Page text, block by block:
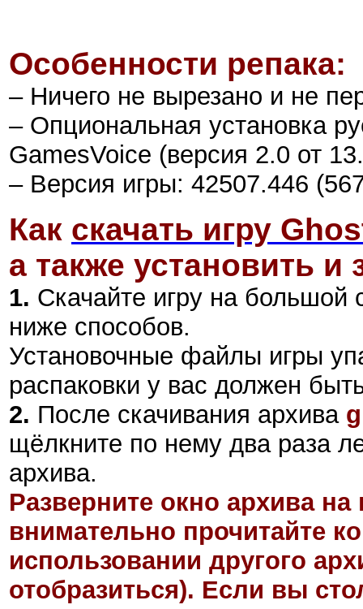
Особенности репака:
– Ничего не вырезано и не
– Опциональная установка
GamesVoice (версия 2.0 от
– Версия игры: 42507.446
Как скачать игру
а также установить и
1. Скачайте игру на большой
ниже способов.
Установочные файлы игры
распаковки у вас должен
2. После скачивания архива
щёлкните по нему два раза
архива.
Разверните окно архива на
внимательно прочитайте
использовании другого
отобразиться). Если вы